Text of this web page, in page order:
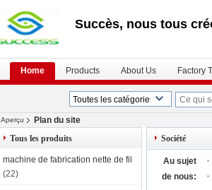
Succès, nous tous
Home Products About Us Factory
Aperçu
Plan du site
Tous les produits
machine de fabrication nette de fil
(22)
Société
Au sujet
de nous: